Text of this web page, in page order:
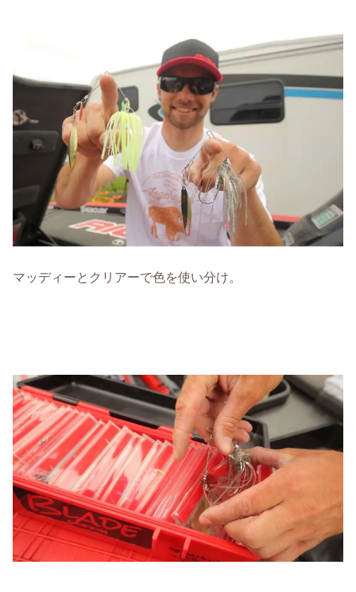
マッディーとクリアーで色を使い分け。